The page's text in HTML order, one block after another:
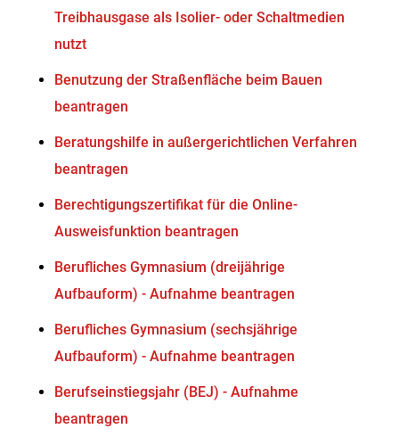
Treibhausgase als Isolier- oder Schaltmedien
nutzt
Benutzung der Straßenfläche beim Bauen
beantragen
Beratungshilfe in außergerichtlichen Verfahren
beantragen
Berechtigungszertifikat für die Online-
Ausweisfunktion beantragen
Berufliches Gymnasium (dreijährige
Aufbauform) - Aufnahme beantragen
Berufliches Gymnasium (sechsjährige
Aufbauform) - Aufnahme beantragen
Berufseinstiegsjahr (BEJ) - Aufnahme
beantragen